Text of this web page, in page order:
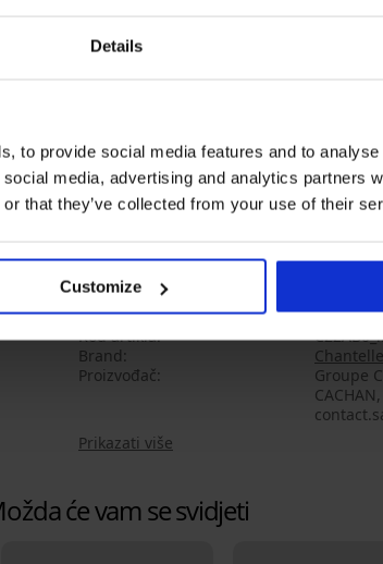
Details
to provide social media features and to
media, advertising and analytics partners
that they’ve collected from your use of their
Customize
PREMIUM
Pogodno i za punije figure
Ojačano pamučno međunožje
Materijal
83%
Kod artikla
Brand
Chantelle
Proizvođač
Groupe
Prikazati više
će vam se svidjeti